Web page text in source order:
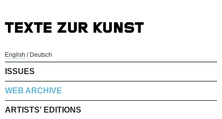
English / Deutsch
ISSUES
WEB ARCHIVE
ARTISTS' EDITIONS